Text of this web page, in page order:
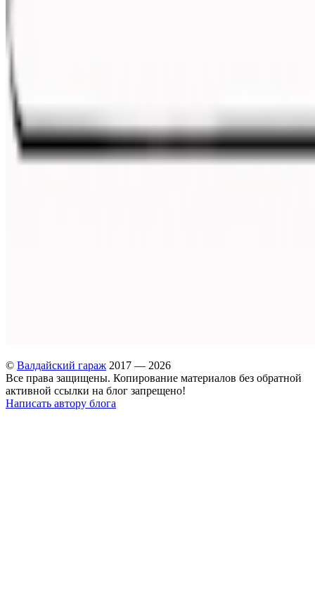
© Валдайский гараж 2017 — 2026
Все права защищены. Копирование материалов без обратной
активной ссылки на блог запрещено!
Написать автору блога